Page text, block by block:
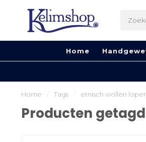
Home
Home Tags etnisch wollen loper
Producten